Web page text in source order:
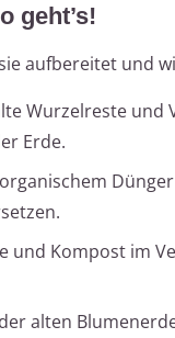
geht’s!
aufbereitet und
Wurzelreste und
Erde.
und Kompost im
alten